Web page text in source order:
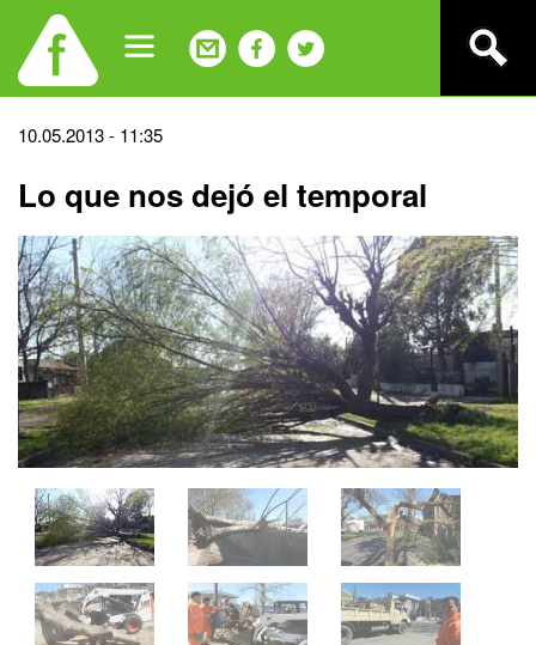
navigation
Back
top
10.05.2013 - 11:35
Lo que nos dejó el temporal